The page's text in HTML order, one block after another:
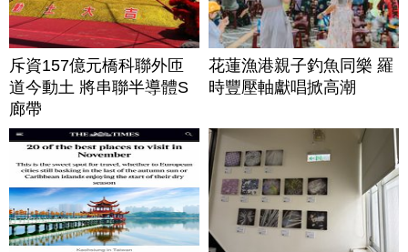
斥資157億元橋科聯外匝
道今動土 將串聯半導體S
廊帶
花蓮漁港親子釣魚同樂 羅
時豐壓軸獻唱掀高潮